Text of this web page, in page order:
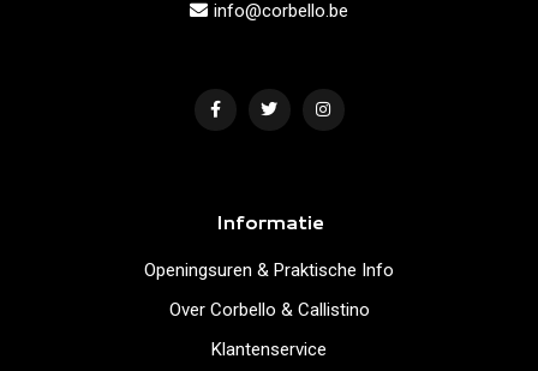
info@corbello.be
Informatie
Openingsuren & Praktische Info
Over Corbello & Callistino
Klantenservice